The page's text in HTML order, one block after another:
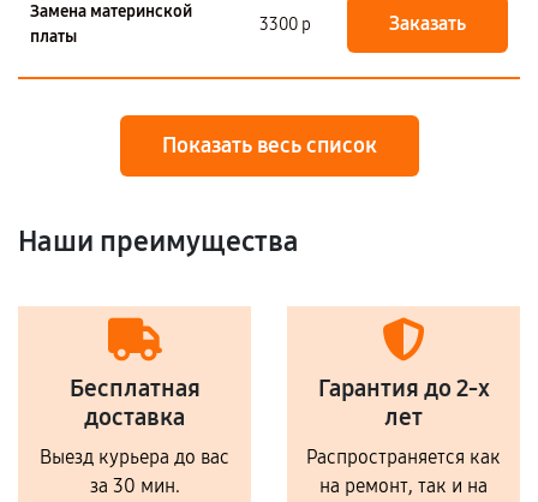
Замена материнской
платы
3300 р Заказать
Показать весь список
Наши преимущества
Бесплатная
доставка
Выезд курьера до вас
за 30 мин.
Гарантия до 2-х
лет
Распространяется как
на ремонт, так и на